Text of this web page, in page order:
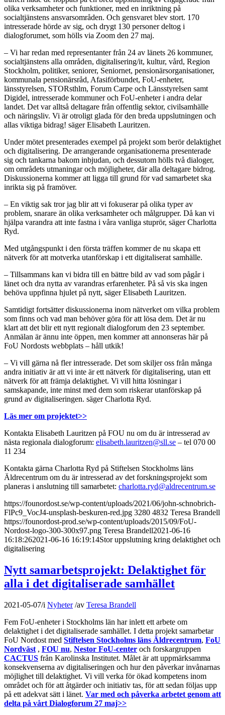
olika verksamheter och funktioner, med en inriktning på
socialtjänstens ansvarsområden. Och gensvaret blev stort. 170
intresserade hörde av sig, och drygt 130 personer deltog i
dialogforumet, som hölls via Zoom den 27 maj.
– Vi har redan med representanter från 24 av länets 26 kommuner,
socialtjänstens alla områden, digitalisering/it, kultur, vård, Region
Stockholm, politiker, seniorer, Seniornet, pensionärsorganisationer,
kommunala pensionärsråd, Afasiförbundet, FoU-enheter,
länsstyrelsen, STORsthlm, Forum Carpe och Länsstyrelsen samt
Digidel, intresserade kommuner och FoU-enheter i andra delar
landet. Det var alltså deltagare från offentlig sektor, civilsamhälle
och näringsliv. Vi är otroligt glada för den breda uppslutningen och
allas viktiga bidrag! säger Elisabeth Lauritzen.
Under mötet presenterades exempel på projekt som berör delaktighet
och digitalisering. De arrangerande organisationerna presenterade
sig och tankarna bakom inbjudan, och dessutom hölls två dialoger,
om områdets utmaningar och möjligheter, där alla deltagare bidrog.
Diskussionerna kommer att ligga till grund för vad samarbetet ska
inrikta sig på framöver.
– En viktig sak tror jag blir att vi fokuserar på olika typer av
problem, snarare än olika verksamheter och målgrupper. Då kan vi
hjälpa varandra att inte fastna i våra vanliga stuprör, säger Charlotta
Ryd.
Med utgångspunkt i den första träffen kommer de nu skapa ett
nätverk för att motverka utanförskap i ett digitaliserat samhälle.
– Tillsammans kan vi bidra till en bättre bild av vad som pågår i
länet och dra nytta av varandras erfarenheter. På så vis ska ingen
behöva uppfinna hjulet på nytt, säger Elisabeth Lauritzen.
Samtidigt fortsätter diskussionerna inom nätverket om vilka problem
som finns och vad man behöver göra för att lösa dem. Det är nu
klart att det blir ett nytt regionalt dialogforum den 23 september.
Anmälan är ännu inte öppen, men kommer att annonseras här på
FoU Nordosts webbplats – håll utkik!
– Vi vill gärna nå fler intresserade. Det som skiljer oss från många
andra initiativ är att vi inte är ett nätverk för digitalisering, utan ett
nätverk för att främja delaktighet. Vi vill hitta lösningar i
samskapande, inte minst med dem som riskerar utanförskap på
grund av digitaliseringen. säger Charlotta Ryd.
Läs mer om projektet>>
Kontakta Elisabeth Lauritzen på FOU nu om du är intresserad av
nästa regionala dialogforum: elisabeth.lauritzen@sll.se – tel 070 00
11 234
Kontakta gärna Charlotta Ryd på Stiftelsen Stockholms läns
Äldrecentrum om du är intresserad av det forskningsprojekt som
planeras i anslutning till samarbetet: charlotta.ryd@aldrecentrum.se
https://founordost.se/wp-content/uploads/2021/06/john-schnobrich-
FlPc9_VocJ4-unsplash-beskuren-red.jpg 3280 4832 Teresa Brandell
https://founordost-prod.se/wp-content/uploads/2015/09/FoU-
Nordost-logo-300-300x97.png Teresa Brandell2021-06-16
16:18:262021-06-16 16:19:14Stor uppslutning kring delaktighet och
digitalisering
Nytt samarbetsprojekt: Delaktighet för
alla i det digitaliserade samhället
2021-05-07/i Nyheter /av Teresa Brandell
Fem FoU-enheter i Stockholms län har inlett ett arbete om
delaktighet i det digitaliserade samhället. I detta projekt samarbetar
FoU Nordost med Stiftelsen Stockholms läns Äldrecentrum, FoU
Nordväst , FOU nu, Nestor FoU-center och forskargruppen
CACTUS från Karolinska Institutet. Målet är att uppmärksamma
konsekvenserna av digitaliseringen och hur den påverkar invånarnas
möjlighet till delaktighet. Vi vill verka för ökad kompetens inom
området och för att åtgärder och initiativ tas, för att sedan följas upp
på ett adekvat sätt i länet. Var med och påverka arbetet genom att
delta på vårt Dialogforum 27 maj>>